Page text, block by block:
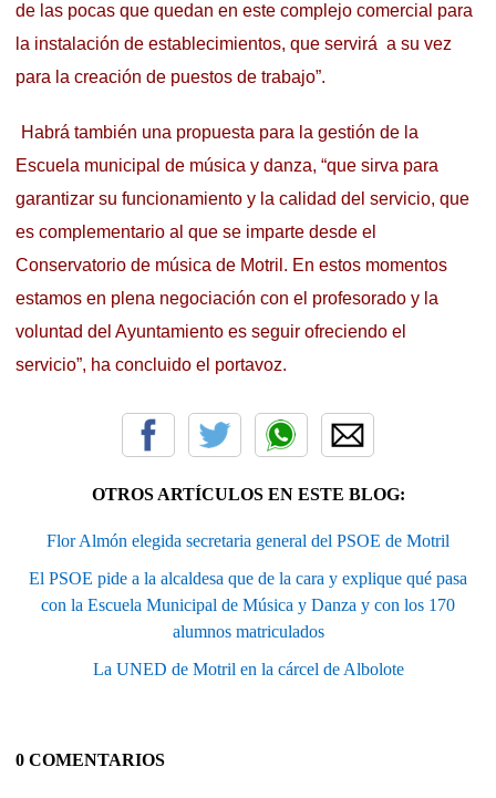
de las pocas que quedan en este complejo comercial para
la instalación de establecimientos, que servirá a su vez
para la creación de puestos de trabajo”.
Habrá también una propuesta para la gestión de la
Escuela municipal de música y danza, “que sirva para
garantizar su funcionamiento y la calidad del servicio, que
es complementario al que se imparte desde el
Conservatorio de música de Motril. En estos momentos
estamos en plena negociación con el profesorado y la
voluntad del Ayuntamiento es seguir ofreciendo el
servicio”, ha concluido el portavoz.
OTROS ARTÍCULOS EN ESTE BLOG:
Flor Almón elegida secretaria general del PSOE de Motril
El PSOE pide a la alcaldesa que de la cara y explique qué pasa
con la Escuela Municipal de Música y Danza y con los 170
alumnos matriculados
La UNED de Motril en la cárcel de Albolote
0 COMENTARIOS